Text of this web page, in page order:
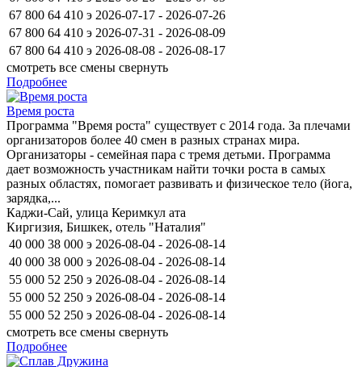
67 800 64 410 э 2026-07-17 - 2026-07-26
67 800 64 410 э 2026-07-31 - 2026-08-09
67 800 64 410 э 2026-08-08 - 2026-08-17
смотреть все смены свернуть
Подробнее
Время роста
Программа "Время роста" существует с 2014 года. За плечами
организаторов более 40 смен в разных странах мира.
Организаторы - семейная пара с тремя детьми. Программа
дает возможность участникам найти точки роста в самых
разных областях, помогает развивать и физическое тело (йога,
зарядка,...
Каджи-Сай, улица Керимкул ата
Киргизия, Бишкек, отель "Наталия"
40 000 38 000 э 2026-08-04 - 2026-08-14
40 000 38 000 э 2026-08-04 - 2026-08-14
55 000 52 250 э 2026-08-04 - 2026-08-14
55 000 52 250 э 2026-08-04 - 2026-08-14
55 000 52 250 э 2026-08-04 - 2026-08-14
смотреть все смены свернуть
Подробнее